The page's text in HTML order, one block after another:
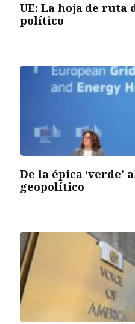
UE: La hoja de ruta
político
De la épica ‘verde’
geopolítico